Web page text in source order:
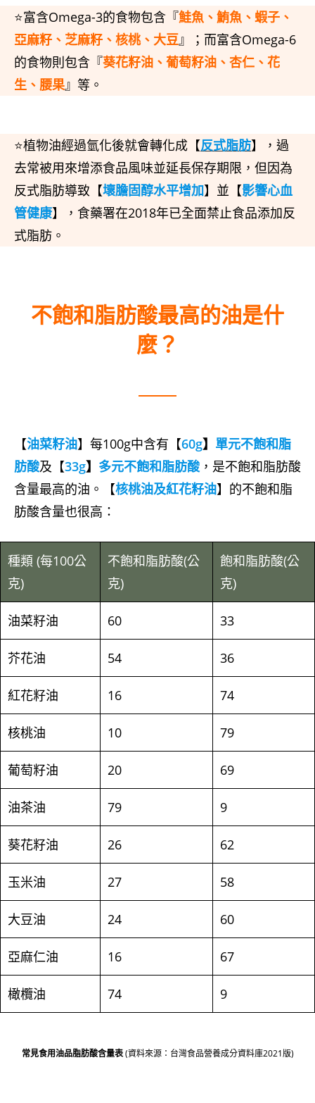
⭐富含Omega-3的食物包含『鮭魚、鮪魚、蝦子、
亞麻籽、芝麻籽、核桃、大豆』；而富含Omega-6
的食物則包含『葵花籽油、葡萄籽油、杏仁、花
生、腰果』等。
⭐植物油經過氫化後就會轉化成【反式脂肪】，過
去常被用來增添食品風味並延長保存期限，但因為
反式脂肪導致【壞膽固醇水平增加】並【影響心血
管健康】，食藥署在2018年已全面禁止食品添加反
式脂肪。
不飽和脂肪酸最高的油是什
麼？
【油菜籽油】每100g中含有【60g】 單元不飽和脂
肪酸及【33g】 多元不飽和脂肪酸，是不飽和脂肪酸
含量最高的油。【核桃油及紅花籽油】的不飽和脂
肪酸含量也很高：
種類 (每100公
克)
不飽和脂肪酸(公
克)
飽和脂肪酸(公
克)
油菜籽油 60 33
芥花油 54 36
紅花籽油 16 74
核桃油 10 79
葡萄籽油 20 69
油茶油 79 9
葵花籽油 26 62
玉米油 27 58
大豆油 24 60
亞麻仁油 16 67
橄欖油 74 9
常見食用油品脂肪酸含量表(資料來源：台灣食品營養成分資料庫2021版)